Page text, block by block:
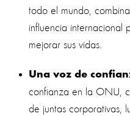
todo el mundo,
influencia internacional
mejorar sus vidas.
Una voz de
confianza en la ONU,
de juntas corporativas,